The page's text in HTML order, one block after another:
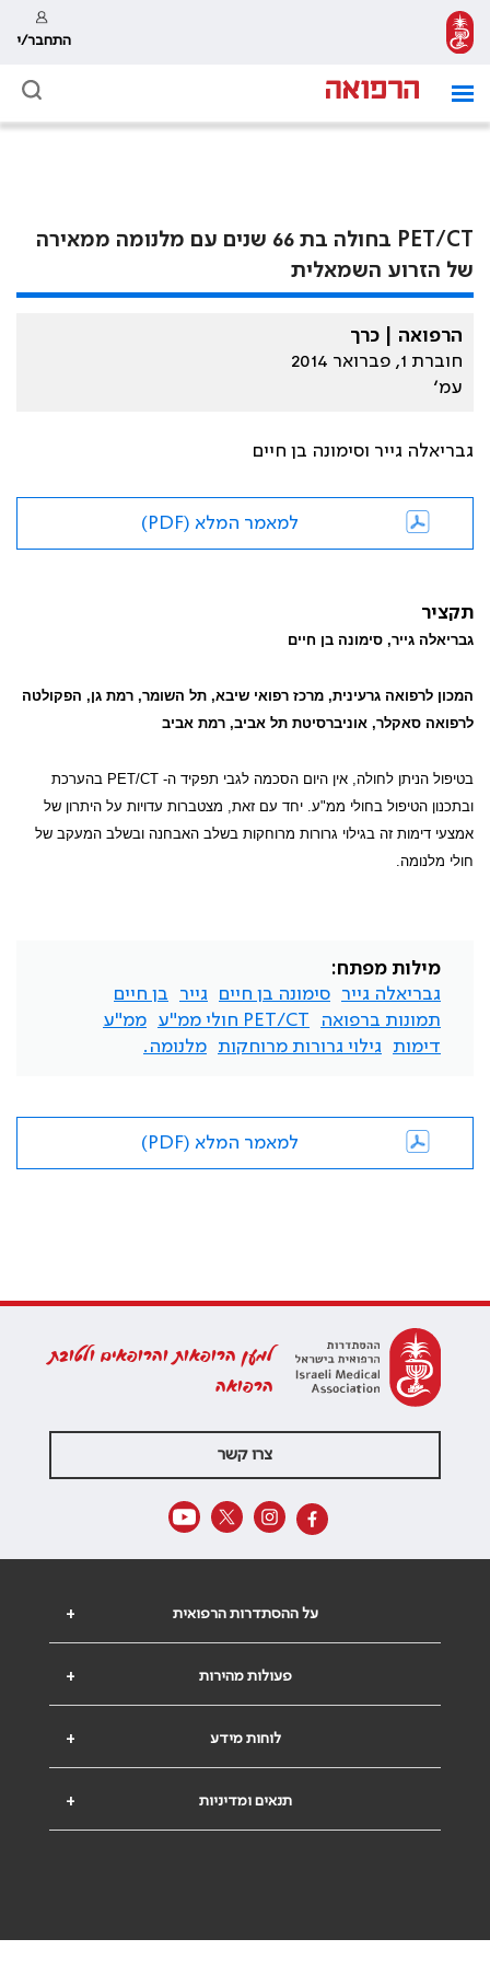
התחבר/י
PET/CT בחולה בת 66 שנים עם מלנומה ממאירה
של הזרוע השמאלית
הרפואה | כרך
חוברת 1, פברואר 2014
עמ׳
גבריאלה גייר וסימונה בן חיים
למאמר המלא (PDF)
תקציר
גבריאלה גייר, סימונה בן חיים
המכון לרפואה גרעינית, מרכז רפואי שיבא, תל השומר, רמת גן, הפקולטה
לרפואה סאקלר, אוניברסיטת תל אביב, רמת אביב
בטיפול הניתן לחולה, אין היום הסכמה לגבי תפקיד ה- PET/CT בהערכת
ובתכנון הטיפול בחולי ממ"ע. יחד עם זאת, מצטברות עדויות על היתרון של
אמצעי דימות זה בגילוי גרורות מרוחקות בשלב האבחנה ובשלב המעקב של
חולי מלנומה.
מילות מפתח:
גבריאלה גייר
סימונה בן חיים גייר
בן חיים
תמונות ברפואה
PET/CT חולי ממ"ע
ממ"ע
דימות
גילוי גרורות מרוחקות מלנומה.
למאמר המלא (PDF)
למען הרופאות והרופאים ולטובת
הרפואה
צרו קשר
+ על ההסתדרות הרפואית
+ פעולות מהירות
+ לוחות מידע
+ תנאים ומדיניות